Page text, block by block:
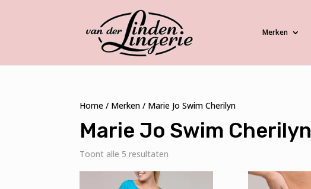
Merken
Home / Merken / Marie Jo Swim Cherilyn
Marie Jo Swim Cherilyn
Toont alle 5 resultaten